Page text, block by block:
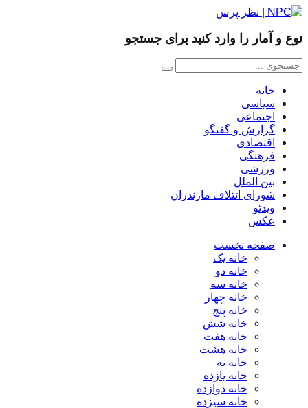
نوع و آمار را وارد کنید برای جستجو
خانه
سیاسی
اجتماعی
گزارش و گفتگو
اقتصادی
فرهنگی
ورزشی
بین الملل
شورای ائتلاف مازندران
ویدئو
عکس
صفحه نخست
خانه یک
خانه دو
خانه سه
خانه چهار
خانه پنج
خانه شش
خانه هفت
خانه هشت
خانه نه
خانه یازده
خانه دوازده
خانه سیزده